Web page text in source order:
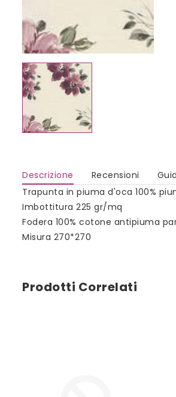
Descrizione Recensioni
Trapunta in piuma d'oca 100%
Imbottitura 225 gr/mq
Fodera 100% cotone antipiuma
Misura 270*270
Prodotti Correlati